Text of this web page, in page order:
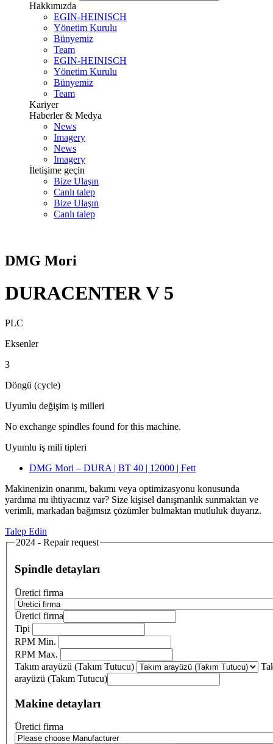
Hakkımızda
EGIN-HEINISCH
Yönetim Kurulu
Bünyemiz
Team
EGIN-HEINISCH
Yönetim Kurulu
Bünyemiz
Team
Kariyer
Haberler & Medya
News
Imagery
News
Imagery
İletişime geçin
Bize Ulaşın
Canlı talep
Bize Ulaşın
Canlı talep
DMG Mori
DURACENTER V 5
PLC
Eksenler
3
Döngü (cycle)
Uyumlu değişim iş milleri
No exchange spindles found for this machine.
Uyumlu iş mili tipleri
DMG Mori – DURA | BT 40 | 12000 | Fett
Makinenizin onarımı, bakımı veya optimizasyonu konusunda
yardıma mı ihtiyacınız var? Size kişisel danışmanlık sunmaktan ve
verimli, markadan bağımsız çözümler bulmaktan mutluluk duyarız.
Talep Edin
2024 - Repair request
Spindle detayları
Üretici firma
Üretici firma
Tipi
RPM Min.
RPM Max.
Takım arayüzü (Takım Tutucu)
arayüzü (Takım Tutucu)
Makine detayları
Üretici firma